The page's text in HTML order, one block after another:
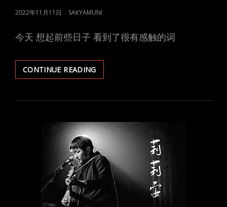
POSTED
2022年11月11日 SAKYAMUNI
今天 想起前些日子 看到了很有感触的词
CONTINUE READINGSHARE-
2022.11.10